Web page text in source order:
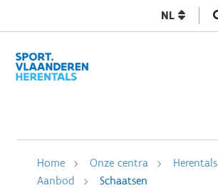
NL
Home Onze centra
Herentals
Aanbod
Schaatsen